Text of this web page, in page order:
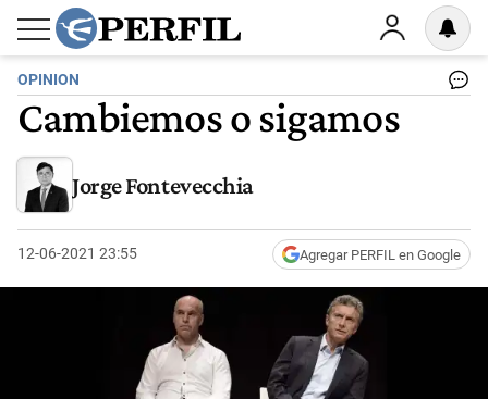
OPINION
Cambiemos o sigamos
Jorge Fontevecchia
12-06-2021 23:55 Agregar PERFIL en Google